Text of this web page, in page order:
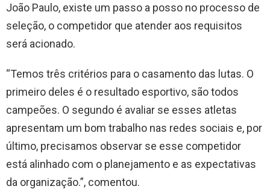
João Paulo, existe um passo a posso no processo de
seleção, o competidor que atender aos requisitos
será acionado.
“Temos três critérios para o casamento das lutas. O
primeiro deles é o resultado esportivo, são todos
campeões. O segundo é avaliar se esses atletas
apresentam um bom trabalho nas redes sociais e, por
último, precisamos observar se esse competidor
está alinhado com o planejamento e as expectativas
da organização.”, comentou.